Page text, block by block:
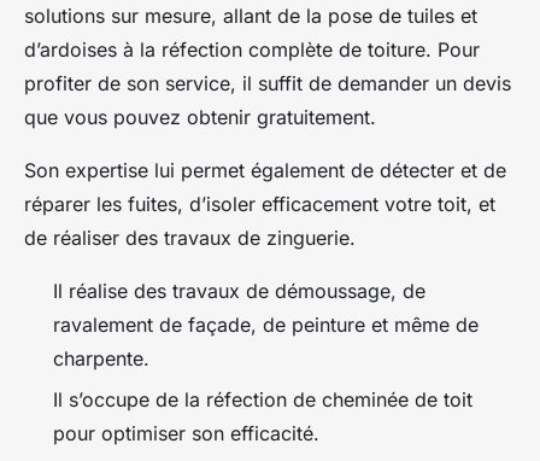
solutions sur mesure, allant de la pose de tuiles et
d’ardoises à la réfection complète de toiture. Pour
profiter de son service, il suffit de demander un devis
que vous pouvez obtenir gratuitement.
Son expertise lui permet également de détecter et de
réparer les fuites, d’isoler efficacement votre toit, et
de réaliser des travaux de zinguerie.
Il réalise des travaux de démoussage, de
ravalement de façade, de peinture et même de
charpente.
Il s’occupe de la réfection de cheminée de toit
pour optimiser son efficacité.